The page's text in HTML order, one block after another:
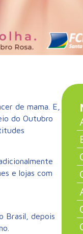
de mama. E,
do Outubro
e lojas com
Brasil, depois